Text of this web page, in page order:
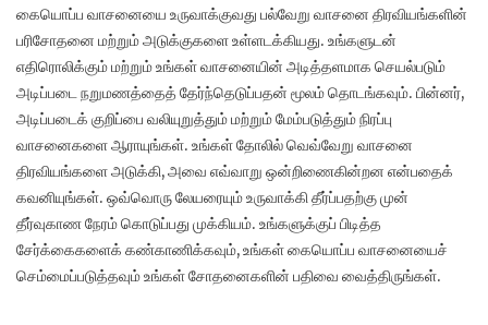
கையொப்ப வாசனையை உருவாக்குவது பல்வேறு வாசனை திரவியங்களின்
பரிசோதனை மற்றும் அடுக்குகளை உள்ளடக்கியது. உங்களுடன்
எதிரொலிக்கும் மற்றும் உங்கள் வாசனையின் அடித்தளமாக செயல்படும்
அடிப்படை நறுமணத்தைத் தேர்ந்தெடுப்பதன் மூலம் தொடங்கவும். பின்னர்,
அடிப்படைக் குறிப்பை வலியுறுத்தும் மற்றும் மேம்படுத்தும் நிரப்பு
வாசனைகளை ஆராயுங்கள். உங்கள் தோலில் வெவ்வேறு வாசனை
திரவியங்களை அடுக்கி, அவை எவ்வாறு ஒன்றிணைகின்றன என்பதைக்
கவனியுங்கள். ஒவ்வொரு லேயரையும் உருவாக்கி தீர்ப்பதற்கு முன்
தீர்வுகாண நேரம் கொடுப்பது முக்கியம். உங்களுக்குப் பிடித்த
சேர்க்கைகளைக் கண்காணிக்கவும், உங்கள் கையொப்ப வாசனையைச்
செம்மைப்படுத்தவும் உங்கள் சோதனைகளின் பதிவை வைத்திருங்கள்.